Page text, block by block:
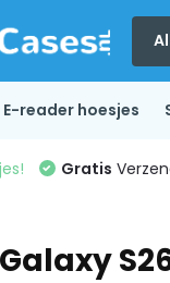
E-reader hoesjes
Gratis